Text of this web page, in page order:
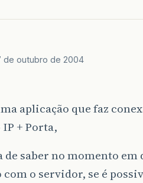
de outubro de 2004
aplicação que faz
+ Porta,
de saber no momento
com o servidor, se é